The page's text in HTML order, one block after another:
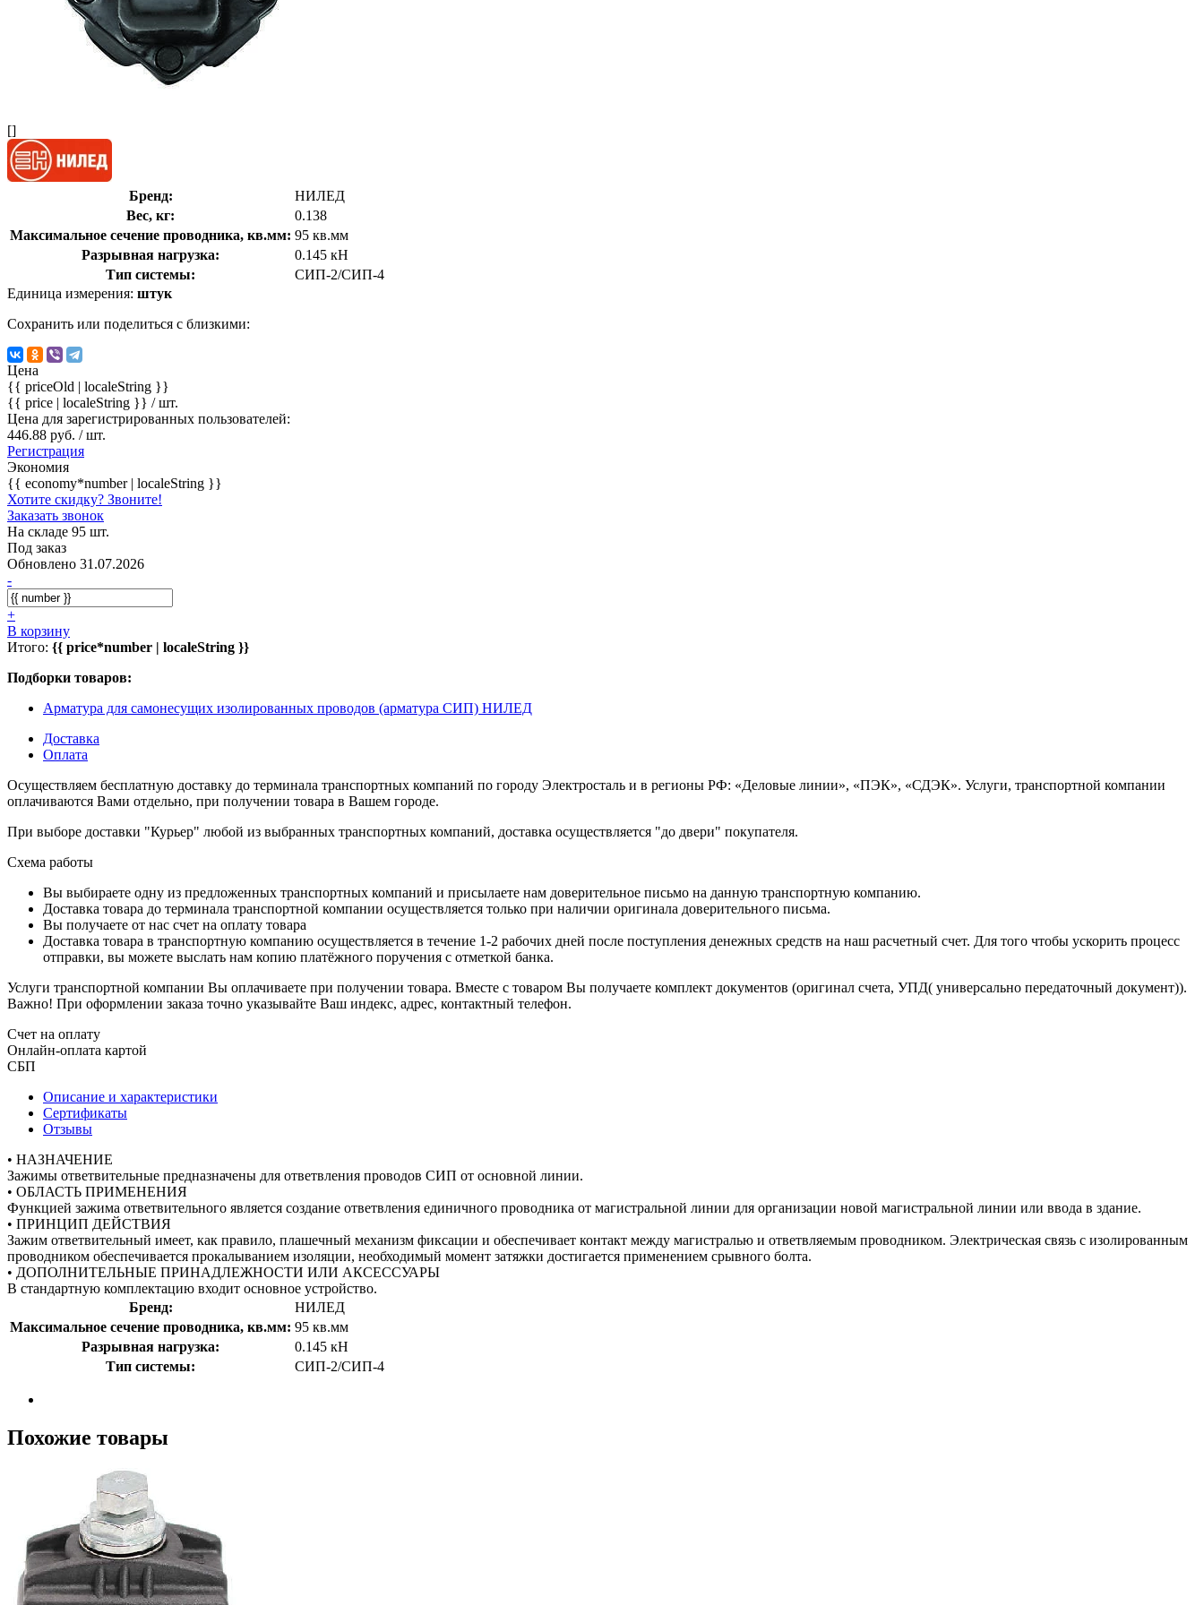
[]
Бренд:
НИЛЕД
Вес, кг:
0.138
Максимальное сечение проводника, кв.мм: 95 кв.мм
Разрывная нагрузка:
0.145 кН
Тип системы:
СИП-2/СИП-4
Единица измерения: штук
Сохранить или поделиться с близкими:
Цена
{{ priceOld | localeString }}
{{ price | localeString }} / шт.
Цена для зарегистрированных пользователей:
446.88 руб. / шт.
Регистрация
Экономия
{{ economy*number | localeString }}
Хотите скидку? Звоните!
Заказать звонок
На складе 95 шт.
Под заказ
Обновлено 31.07.2026
-
+
В корзину
Итого: {{ price*number | localeString }}
Подборки товаров:
Арматура для самонесущих изолированных проводов (арматура СИП) НИЛЕД
Доставка
Оплата
Осуществляем бесплатную доставку до терминала транспортных компаний по городу Электросталь и в регионы РФ: «Деловые линии», «ПЭК», «СДЭК». Услуги, транспортной компании
оплачиваются Вами отдельно, при получении товара в Вашем городе.
При выборе доставки "Курьер" любой из выбранных транспортных компаний, доставка осуществляется "до двери" покупателя.
Схема работы
Вы выбираете одну из предложенных транспортных компаний и присылаете нам доверительное письмо на данную транспортную компанию.
Доставка товара до терминала транспортной компании осуществляется только при наличии оригинала доверительного письма.
Вы получаете от нас счет на оплату товара
Доставка товара в транспортную компанию осуществляется в течение 1-2 рабочих дней после поступления денежных средств на наш расчетный счет. Для того чтобы ускорить процесс
отправки, вы можете выслать нам копию платёжного поручения с отметкой банка.
Услуги транспортной компании Вы оплачиваете при получении товара. Вместе с товаром Вы получаете комплект документов (оригинал счета, УПД( универсально передаточный документ)).
Важно! При оформлении заказа точно указывайте Ваш индекс, адрес, контактный телефон.
Счет на оплату
Онлайн-оплата картой
СБП
Описание и характеристики
Сертификаты
Отзывы
• НАЗНАЧЕНИЕ
Зажимы ответвительные предназначены для ответвления проводов СИП от основной линии.
• ОБЛАСТЬ ПРИМЕНЕНИЯ
Функцией зажима ответвительного является создание ответвления единичного проводника от магистральной линии для организации новой магистральной линии или ввода в здание.
• ПРИНЦИП ДЕЙСТВИЯ
Зажим ответвительный имеет, как правило, плашечный механизм фиксации и обеспечивает контакт между магистралью и ответвляемым проводником. Электрическая связь с изолированным
проводником обеспечивается прокалыванием изоляции, необходимый момент затяжки достигается применением срывного болта.
• ДОПОЛНИТЕЛЬНЫЕ ПРИНАДЛЕЖНОСТИ ИЛИ АКСЕССУАРЫ
В стандартную комплектацию входит основное устройство.
Бренд:
НИЛЕД
Максимальное сечение проводника, кв.мм: 95 кв.мм
Разрывная нагрузка:
0.145 кН
Тип системы:
СИП-2/СИП-4
Похожие товары